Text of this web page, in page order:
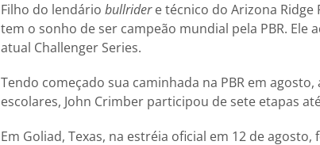
Filho do lendário bullridere técnico do Arizona Ridge
tem o sonho de ser campeão mundial pela PBR.
atual Challenger Series.
Tendo começado sua caminhada na PBR em
escolares, John Crimber participou de sete etapas
Em Goliad, Texas, na estréia oficial em 12 de